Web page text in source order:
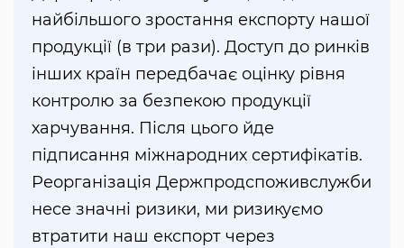
найбільшого зростання експорту нашої
продукції (в три рази). Доступ до ринків
інших країн передбачає оцінку рівня
контролю за безпекою продукції
харчування. Після цього йде
підписання міжнародних сертифікатів.
Реорганізація Держпродспоживслужби
несе значні ризики, ми ризикуємо
втратити наш експорт через